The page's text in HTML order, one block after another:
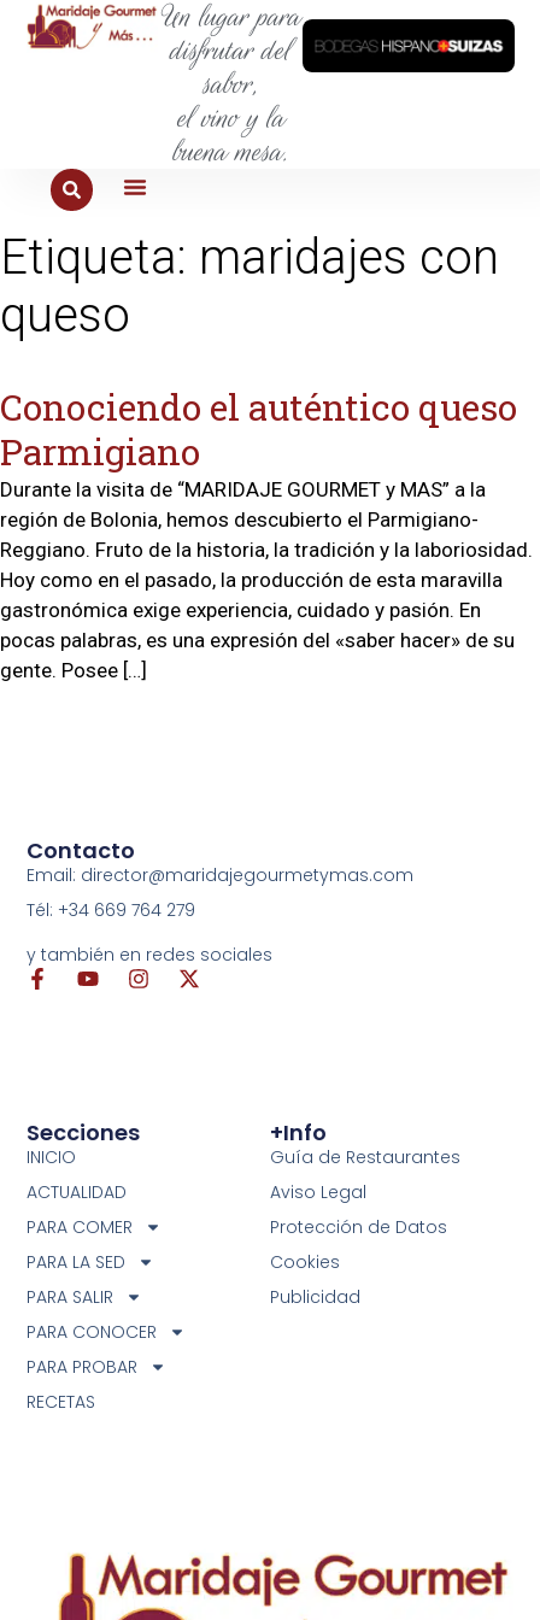
Un lugar para
disfrutar del
sabor,
el vino y la
buena mesa.
Etiqueta: maridajes con
queso
Conociendo el auténtico queso
Parmigiano
Durante la visita de “MARIDAJE GOURMET y MAS” a la
región de Bolonia, hemos descubierto el Parmigiano-
Reggiano. Fruto de la historia, la tradición y la laboriosidad.
Hoy como en el pasado, la producción de esta maravilla
gastronómica exige experiencia, cuidado y pasión. En
pocas palabras, es una expresión del «saber hacer» de su
gente. Posee […]
+info
Guía de Restaurantes
Aviso Legal
Protección de Datos
Cookies
Publicidad
Secciones
INICIO
ACTUALIDAD
PARA COMER
PARA LA SED
PARA SALIR
PARA CONOCER
PARA PROBAR
RECETAS
Contacto
Email: director@maridajegourmetymas.com
Tél: +34 669 764 279
y también en redes sociales